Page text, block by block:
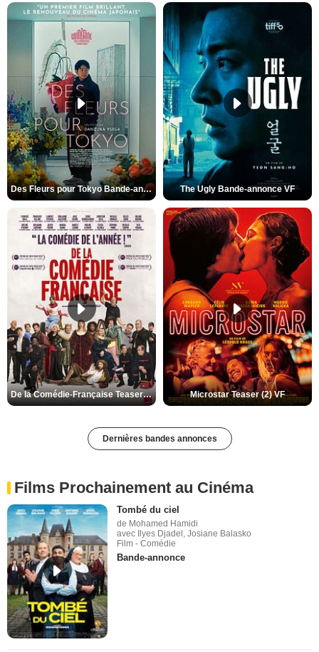
Des Fleurs pour Tokyo Bande-annonce VO STFR The Ugly Bande-annonce VF
De la Comédie-Française Teaser (3) VF Microstar Teaser (2) VF
Dernières bandes annonces
Films Prochainement au Cinéma
Tombé du ciel
de Mohamed Hamidi
avec Ilyes Djadel, Josiane Balasko
Film - Comédie
Bande-annonce